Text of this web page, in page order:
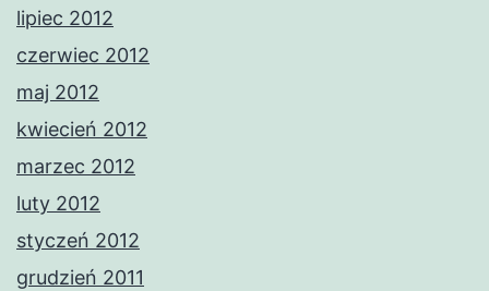
lipiec 2012
czerwiec 2012
maj 2012
kwiecień 2012
marzec 2012
luty 2012
styczeń 2012
grudzień 2011